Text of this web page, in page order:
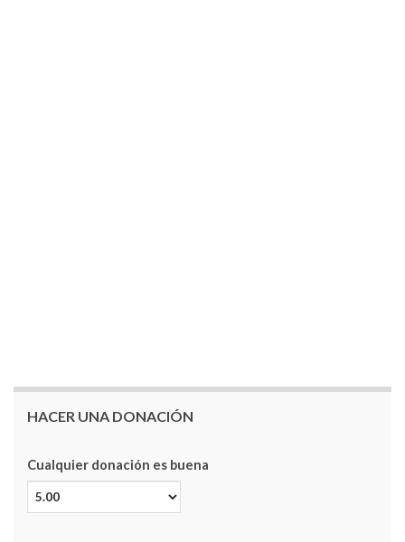
HACER UNA DONACIÓN
Cualquier donación es buena